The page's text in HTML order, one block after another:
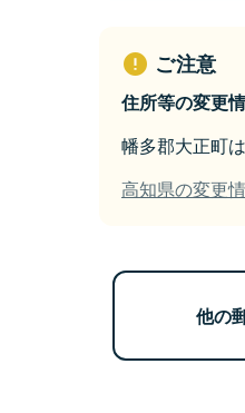
ご注意
住所等の変更
幡多郡大正町
高知県の変更
他の